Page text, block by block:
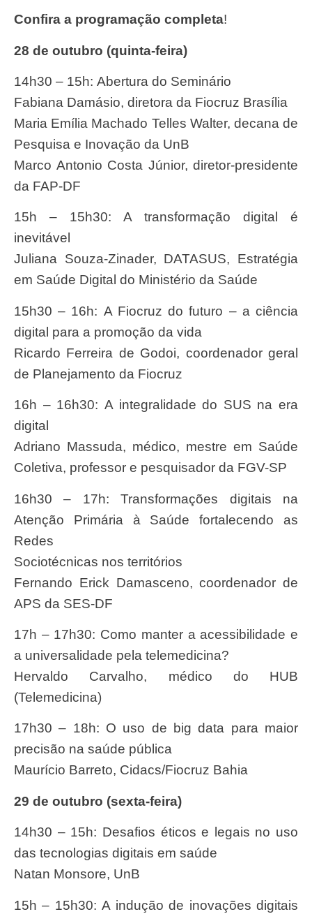
Confira a programação completa!
28 de outubro (quinta-feira)
14h30 – 15h: Abertura do Seminário
Fabiana Damásio, diretora da Fiocruz Brasília
Maria Emília Machado Telles Walter, decana de
Pesquisa e Inovação da UnB
Marco Antonio Costa Júnior, diretor-presidente
da FAP-DF
15h – 15h30: A transformação digital é
inevitável
Juliana Souza-Zinader, DATASUS, Estratégia
em Saúde Digital do Ministério da Saúde
15h30 – 16h: A Fiocruz do futuro – a ciência
digital para a promoção da vida
Ricardo Ferreira de Godoi, coordenador geral
de Planejamento da Fiocruz
16h – 16h30: A integralidade do SUS na era
digital
Adriano Massuda, médico, mestre em Saúde
Coletiva, professor e pesquisador da FGV-SP
16h30 – 17h: Transformações digitais na
Atenção Primária à Saúde fortalecendo as
Redes
Sociotécnicas nos territórios
Fernando Erick Damasceno, coordenador de
APS da SES-DF
17h – 17h30: Como manter a acessibilidade e
a universalidade pela telemedicina?
Hervaldo Carvalho, médico do HUB
(Telemedicina)
17h30 – 18h: O uso de big data para maior
precisão na saúde pública
Maurício Barreto, Cidacs/Fiocruz Bahia
29 de outubro (sexta-feira)
14h30 – 15h: Desafios éticos e legais no uso
das tecnologias digitais em saúde
Natan Monsore, UnB
15h – 15h30: A indução de inovações digitais